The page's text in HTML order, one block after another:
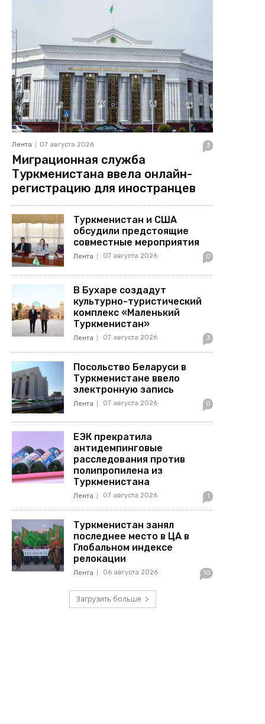
Лента 07 августа 2026 3
Миграционная служба
Туркменистана ввела онлайн-
регистрацию для иностранцев
Туркменистан и США
обсудили предстоящие
совместные мероприятия
Лента 07 августа 2026 0
В Бухаре создадут
культурно-туристический
комплекс «Маленький
Туркменистан»
Лента 07 августа 2026 3
Посольство Беларуси в
Туркменистане ввело
электронную запись
Лента 07 августа 2026 0
ЕЭК прекратила
антидемпинговые
расследования против
полипропилена из
Туркменистана
Лента 07 августа 2026 1
Туркменистан занял
последнее место в ЦА в
Глобальном индексе
релокации
Лента 06 августа 2026 10
Загрузить больше